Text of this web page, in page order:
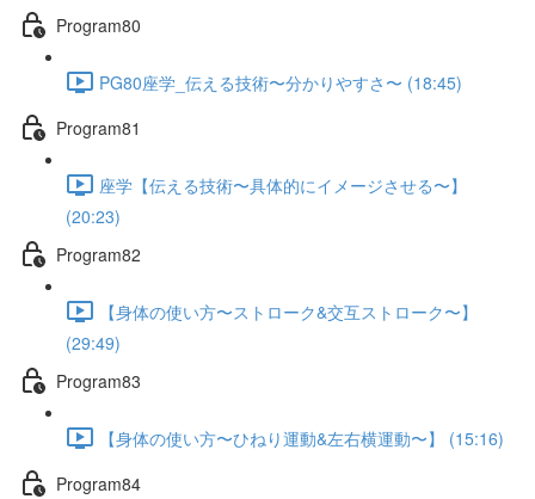
Program80
PG80座学_伝える技術〜分かりやすさ〜 (18:45)
Program81
座学【伝える技術〜具体的にイメージさせる〜】
(20:23)
Program82
【身体の使い方〜ストローク&交互ストローク〜】
(29:49)
Program83
【身体の使い方〜ひねり運動&左右横運動〜】 (15:16)
Program84